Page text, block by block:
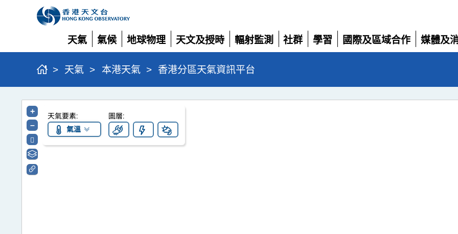
天氣
展開
氣候
展開
地球物理
展開
天文及授時
展開
輻射監測
展開
社群
展開
學習
展開
國際及區域合作
展開
媒體及
展開
> 天氣 > 本港天氣 > 香港分區天氣資訊平台
香
港
分
區
天
天氣要素:
氣溫
圖層:
+
–